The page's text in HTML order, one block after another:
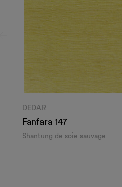
DEDAR
Fanfara 147
Shantung de soie sauvage